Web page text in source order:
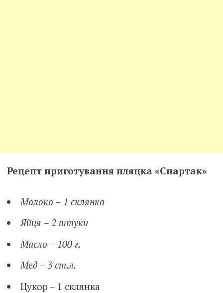
Рецепт приготування пляцка «Спартак»
Молоко – 1 склянка
Яйця – 2 штуки
Масло – 100 г.
Мед – 3 ст.л.
Цукор – 1 склянка